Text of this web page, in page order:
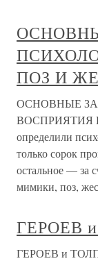
ПОЗ И
ОСНОВНЫЕ
ВОСПРИЯТИЯ
определили
только сорок
остальное — за
мимики, поз,
ГЕРОЕВ
ГЕРОЕВ и